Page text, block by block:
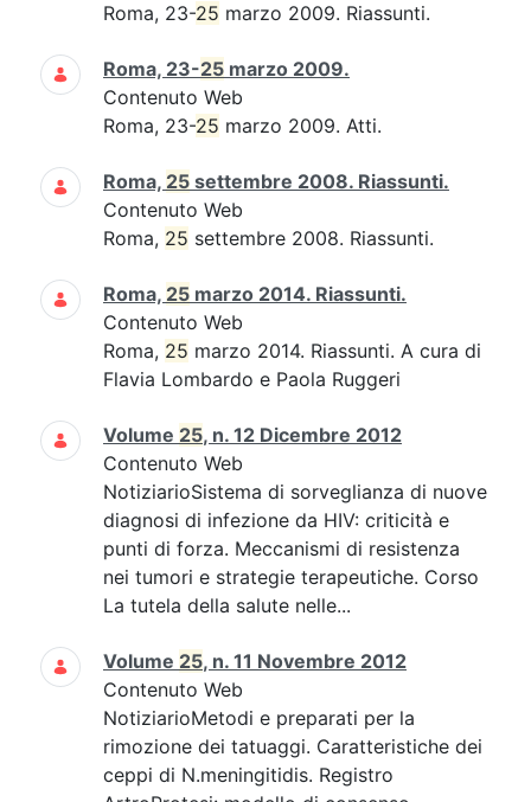
Roma, 23-25 marzo 2009. Riassunti.
Roma, 23-25 marzo 2009.
Contenuto Web
Roma, 23-25 marzo 2009. Atti.
Roma, 25 settembre 2008. Riassunti.
Contenuto Web
Roma, 25 settembre 2008. Riassunti.
Roma, 25 marzo 2014. Riassunti.
Contenuto Web
Roma, 25 marzo 2014. Riassunti. A cura di
Flavia Lombardo e Paola Ruggeri
Volume 25, n. 12 Dicembre 2012
Contenuto Web
NotiziarioSistema di sorveglianza di nuove
diagnosi di infezione da HIV: criticità e
punti di forza. Meccanismi di resistenza
nei tumori e strategie terapeutiche. Corso
La tutela della salute nelle...
Volume 25, n. 11 Novembre 2012
Contenuto Web
NotiziarioMetodi e preparati per la
rimozione dei tatuaggi. Caratteristiche dei
ceppi di N.meningitidis. Registro